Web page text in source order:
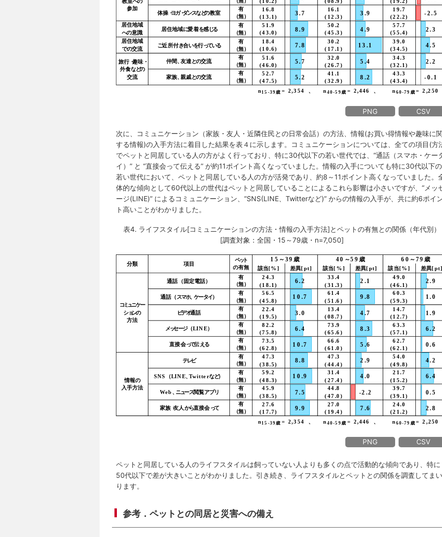
PNG CSV
次に、コミュニケーション（家族・友人・近隣住民との日常会話）の方法、情報(お買い得情報や趣味に
する情報)の入手方法に着目した結果を表４に示します。コミュニケーションについては、全ての項目(方
でペットと同居している人の方がよく行っており、特に30代以下の若い世代では、“通話（スマホ・ケー
イ）” と “直接会って伝える” が約11ポイント高くなっていました。情報の入手についても特に30代以下の
若い世代において、ペットと同居している人の方が活発であり、約8～11ポイント高くなっていました。
体的な傾向として60代以上の世代はペットと同居していることによるこれら影響は小さいですが、“メッ
ージ(LINE)” によるコミュニケーション、”SNS(LINE、Twitterなど)” からの情報の入手が、共に約6ポイ
ト高いことがわかりました。
表4. ライフスタイル[コミュニケーションの方法・情報の入手方法]とペットの有無との関係（年代別）
[調査対象：全国・15～79歳・n=7,050]
PNG CSV
ペットと同居している人のライフスタイルは飼っていない人よりも多くの点で活動的な傾向であり、特に
50代以下で差が大きいことがわかりました。引き続き、ライフスタイルとペットとの関係を調査してまい
ります。
参考．ペットとの同居と災害への備え